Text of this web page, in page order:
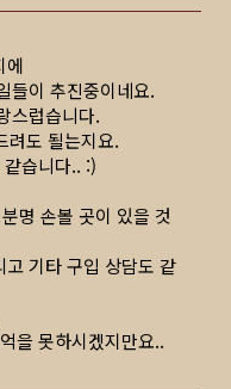
에
들이 추진중이네요.
스럽습니다.
려도 될는지요.
습니다.. :)
명 손볼 곳이 있을 것
기타 구입 상담도 같
을 못하시겠지만요..